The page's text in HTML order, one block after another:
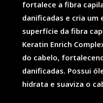
fortalece a fibra
danificadas e cria um
superfície da fibra
Keratin Enrich
do cabelo,
danificadas. Possui
hidrata e suaviza o